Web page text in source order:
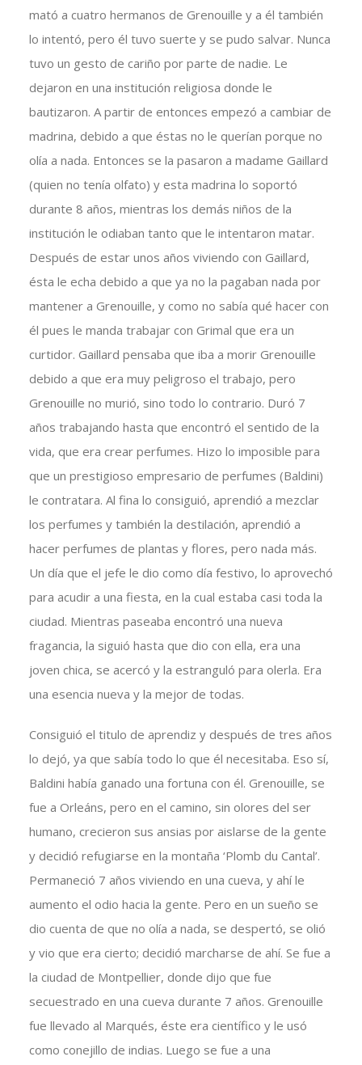
mató a cuatro hermanos de Grenouille y a él también
lo intentó, pero él tuvo suerte y se pudo salvar. Nunca
tuvo un gesto de cariño por parte de nadie. Le
dejaron en una institución religiosa donde le
bautizaron. A partir de entonces empezó a cambiar de
madrina, debido a que éstas no le querían porque no
olía a nada. Entonces se la pasaron a madame Gaillard
(quien no tenía olfato) y esta madrina lo soportó
durante 8 años, mientras los demás niños de la
institución le odiaban tanto que le intentaron matar.
Después de estar unos años viviendo con Gaillard,
ésta le echa debido a que ya no la pagaban nada por
mantener a Grenouille, y como no sabía qué hacer con
él pues le manda trabajar con Grimal que era un
curtidor. Gaillard pensaba que iba a morir Grenouille
debido a que era muy peligroso el trabajo, pero
Grenouille no murió, sino todo lo contrario. Duró 7
años trabajando hasta que encontró el sentido de la
vida, que era crear perfumes. Hizo lo imposible para
que un prestigioso empresario de perfumes (Baldini)
le contratara. Al fina lo consiguió, aprendió a mezclar
los perfumes y también la destilación, aprendió a
hacer perfumes de plantas y flores, pero nada más.
Un día que el jefe le dio como día festivo, lo aprovechó
para acudir a una fiesta, en la cual estaba casi toda la
ciudad. Mientras paseaba encontró una nueva
fragancia, la siguió hasta que dio con ella, era una
joven chica, se acercó y la estranguló para olerla. Era
una esencia nueva y la mejor de todas.
Consiguió el titulo de aprendiz y después de tres años
lo dejó, ya que sabía todo lo que él necesitaba. Eso sí,
Baldini había ganado una fortuna con él. Grenouille, se
fue a Orleáns, pero en el camino, sin olores del ser
humano, crecieron sus ansias por aislarse de la gente
y decidió refugiarse en la montaña ‘Plomb du Cantal’.
Permaneció 7 años viviendo en una cueva, y ahí le
aumento el odio hacia la gente. Pero en un sueño se
dio cuenta de que no olía a nada, se despertó, se olió
y vio que era cierto; decidió marcharse de ahí. Se fue a
la ciudad de Montpellier, donde dijo que fue
secuestrado en una cueva durante 7 años. Grenouille
fue llevado al Marqués, éste era científico y le usó
como conejillo de indias. Luego se fue a una